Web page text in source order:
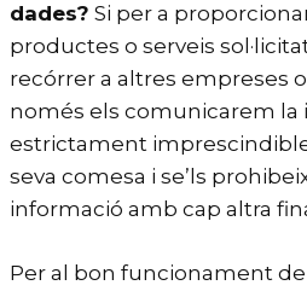
dades? Si per a
productes o serveis
recórrer a altres empreses
només els comunicarem la
estrictament
seva comesa i se’ls
informació amb cap altra
Per al bon funcionament